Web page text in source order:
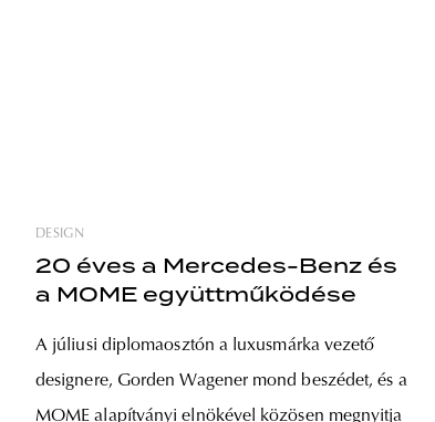
DESIGN
20 éves a Mercedes-Benz és
a MOME együttműködése
A júliusi diplomaosztón a luxusmárka vezető
designere, Gorden Wagener mond beszédet, és a
MOME alapítványi elnökével közösen megnyitja